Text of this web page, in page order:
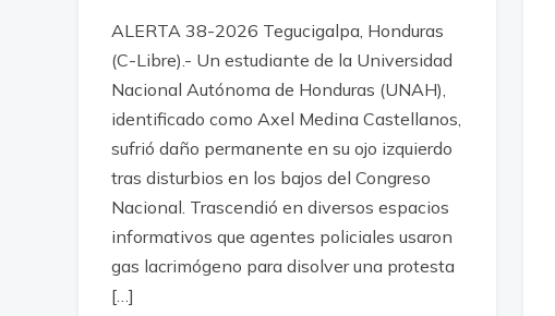
ALERTA 38-2026 Tegucigalpa, Honduras
(C-Libre).- Un estudiante de la Universidad
Nacional Autónoma de Honduras (UNAH),
identificado como Axel Medina Castellanos,
sufrió daño permanente en su ojo izquierdo
tras disturbios en los bajos del Congreso
Nacional. Trascendió en diversos espacios
informativos que agentes policiales usaron
gas lacrimógeno para disolver una protesta
[…]